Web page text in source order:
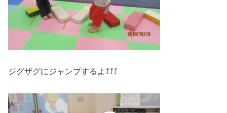
ジグザグにジャンプするよ⤴⤴⤴